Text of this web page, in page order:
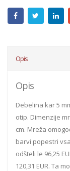
Opis
Opis
Debelina kar 5
otip. Dimenzije
cm. Mreža
barvi popestri
odšteli le 96,25
120,31 EUR. Ta